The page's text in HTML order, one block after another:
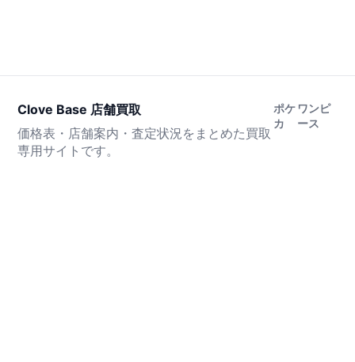
Clove Base 店舗買取
価格表・店舗案内・査定状況をまとめた買取
専用サイトです。
ポケ
カ
ワンピ
ース